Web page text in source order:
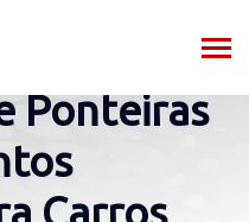
Ponteiras
Carros